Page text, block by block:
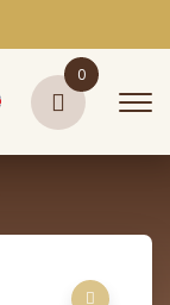
0